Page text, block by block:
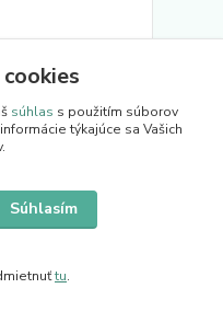
mm, mosadzná, 3
súhlas s použitím súborov
týkajúce sa Vašich
Súhlasím
tu.